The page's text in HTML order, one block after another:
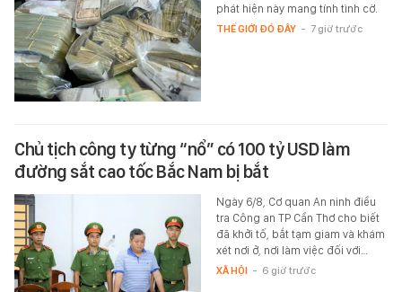
phát hiện này mang tính tình cờ.
THẾ GIỚI ĐÓ ĐÂY - 7 giờ trước
Chủ tịch công ty từng “nổ” có 100 tỷ USD làm
đường sắt cao tốc Bắc Nam bị bắt
Ngày 6/8, Cơ quan An ninh điều
tra Công an TP Cần Thơ cho biết
đã khởi tố, bắt tạm giam và khám
xét nơi ở, nơi làm việc đối với…
XÃ HỘI - 6 giờ trước